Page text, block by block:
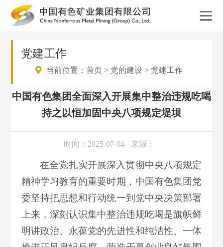
党建工作
当前位置：首页 > 党的建设 > 党建工作
中国有色集团全面深入开展集中整治违规吃喝
持之以恒加固中央八项规定堤坝
时间：2025-07-04 来源：
在全党扎实开展深入贯彻中央八项规定
精神学习教育的重要时期，中国有色集团党
委坚持把思想和行动统一到党中央决策部署
上来，深刻认识集中整治违规吃喝是旗帜鲜
明讲政治、永葆党的先进性和纯洁性、一体